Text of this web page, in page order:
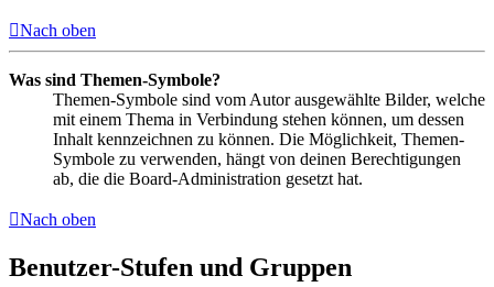
Nach oben
Was sind Themen-Symbole?
Themen-Symbole sind vom Autor ausgewählte Bilder, welche
mit einem Thema in Verbindung stehen können, um dessen
Inhalt kennzeichnen zu können. Die Möglichkeit, Themen-
Symbole zu verwenden, hängt von deinen Berechtigungen
ab, die die Board-Administration gesetzt hat.
Nach oben
Benutzer-Stufen und Gruppen